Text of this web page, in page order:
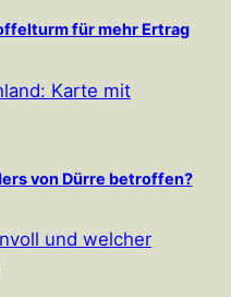
für mehr Ertrag
von Dürre betroffen?